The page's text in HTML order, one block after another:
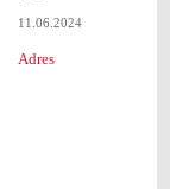
11.06.2024
Adres